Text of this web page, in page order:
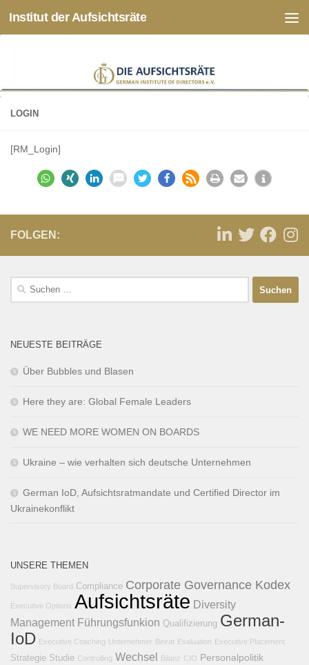
Zum Inhalt springen
Institut der Aufsichtsräte
LOGIN
[RM_Login]
FOLGEN:
NEUESTE BEITRÄGE
Über Bubbles und Blasen
Here they are: Global Female Leaders
WE NEED MORE WOMEN ON BOARDS
Ukraine – wie verhalten sich deutsche Unternehmen
German IoD, Aufsichtsratmandate und Certified Director im
Ukrainekonflikt
UNSERE THEMEN
Supervisory Board Compliance Corporate Governance Kodex
Executive Options Aufsichtsräte Diversity
Management Führungsfunkion Qualifizierung German-
IoD Executive Coaching Unternehmer Beirat Evaluation Executive Placement
Strategie Studie Controlling Wechsel Bilanz CIO Personalpolitik